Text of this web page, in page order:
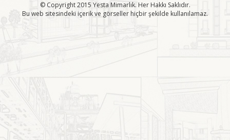
© Copyright 2015 Yesta Mimarlık. Her Hakkı Saklıdır.
Bu web sitesindeki içerik ve görseller hiçbir şekilde kullanılamaz.